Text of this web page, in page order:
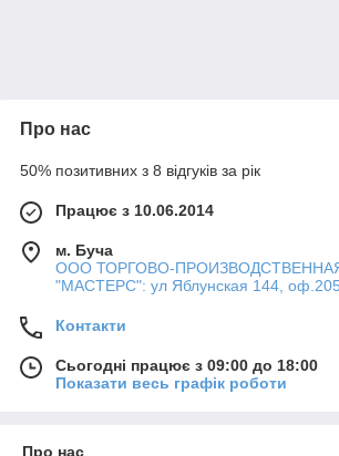
Про нас
50% позитивних з 8 відгуків за рік
Працює з 10.06.2014
м. Буча
ООО ТОРГОВО-
"МАСТЕРС": ул Яблунская 144, оф.205
Контакти
Сьогодні працює з 09:00 до 18:00
Показати весь графік роботи
Про нас